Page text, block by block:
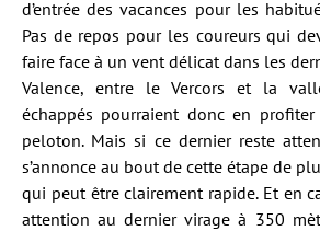
d’entrée des vacances pour les
Pas de repos pour les coureurs qui
faire face à un vent délicat dans les
Valence, entre le Vercors et la
échappés pourraient donc en
peloton. Mais si ce dernier reste
s’annonce au bout de cette étape de
qui peut être clairement rapide. Et en
attention au dernier virage à 350